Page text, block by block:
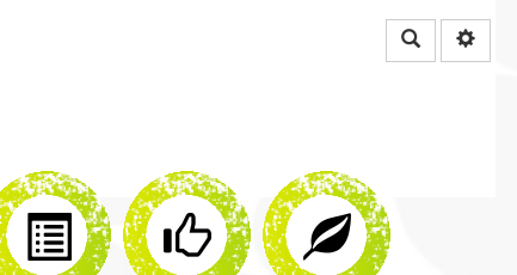
Rechercher